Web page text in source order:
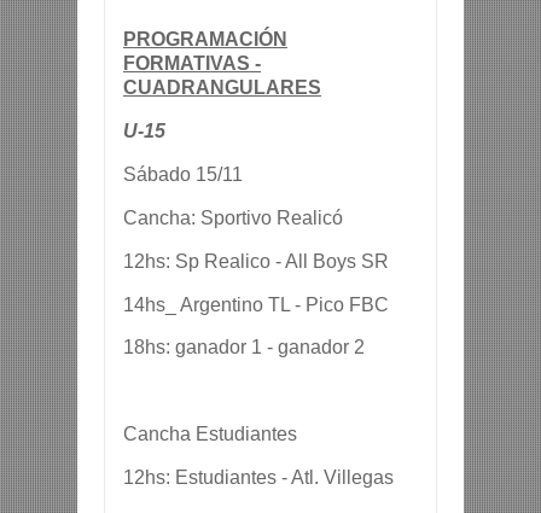
PROGRAMACIÓN
FORMATIVAS -
CUADRANGULARES
U-15
Sábado 15/11
Cancha: Sportivo Realicó
12hs: Sp Realico - All Boys SR
14hs_ Argentino TL - Pico FBC
18hs: ganador 1 - ganador 2
Cancha Estudiantes
12hs: Estudiantes - Atl. Villegas